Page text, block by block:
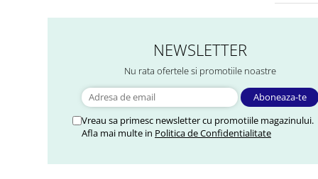
NEWSLETTER
Nu rata ofertele si promotiile noastre
Vreau sa primesc newsletter cu promotiile magazinului.
Afla mai multe in Politica de Confidentialitate